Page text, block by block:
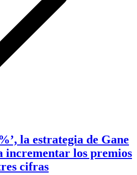
la estrategia de Gane
incrementar los premios
cifras